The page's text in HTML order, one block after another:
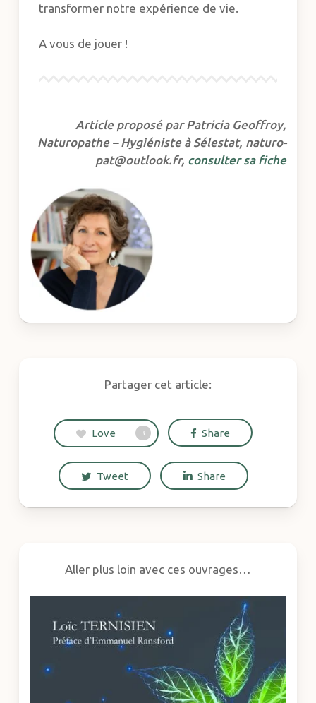
transformer notre expérience de vie.
A vous de jouer !
Article proposé par Patricia Geoffroy,
Naturopathe – Hygiéniste à Sélestat, naturo-
pat@outlook.fr, consulter sa fiche
Partager cet article:
Love 3 Share
Tweet Share
Aller plus loin avec ces ouvrages…